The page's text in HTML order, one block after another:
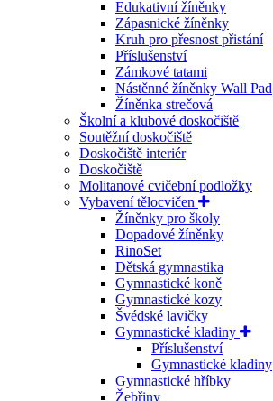
Edukativní žíněnky
Zápasnické žíněnky
Kruh pro přesnost přistání
Příslušenství
Zámkové tatami
Nástěnné žíněnky Wall Pad
Žíněnka strečová
Školní a klubové doskočiště
Soutěžní doskočiště
Doskočiště interiér
Doskočiště
Molitanové cvičební podložky
Vybavení tělocvičen
Žíněnky pro školy
Dopadové žíněnky
RinoSet
Dětská gymnastika
Gymnastické koně
Gymnastické kozy
Švédské lavičky
Gymnastické kladiny
Příslušenství
Gymnastické kladiny
Gymnastické hříbky
Žebřiny